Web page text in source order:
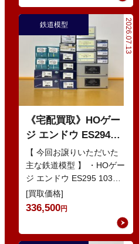
2026.07.13
鉄道模型
《宅配買取》HOゲー
ジ エンドウ ES294
103系1200番代 東西線
色 基本5輌 Nセット
などの鉄道模型
【 今回お譲りいただいた
主な鉄道模型 】 ・HOゲー
ジ エンドウ ES295 103系
1200番代 東西線色 中間5
輌 Oセット …
[買取価格]
336,500円